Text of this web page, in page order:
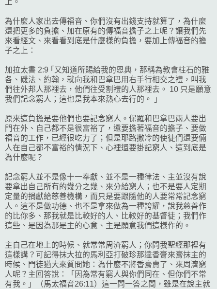
上。
為什麼人家出去傳福音、你們沒有出錢支持就算了，為什麼
還把更多的負擔、加在原有的傳福音擔子之上呢？讓我們先
來看經文、來看看到底是什麼樣的負擔，要加上傳福音的擔
子之上：
加拉太書 2:9 ｢又知道所賜給我的恩典，那稱為教會柱石的雅
各、磯法、約翰，就向我和巴拿巴用右手行相交之禮，叫我
們往外邦人那裡去，他們往受割禮的人那裡去。 10 只是願意
我們記念窮人；這也是我本來熱心去行的。 ｣
原來這負擔是要他們也要記念窮人。保羅和巴拿巴兩人要出
門在外、自己都不是很富裕了，還要擔著福音的擔子、要做
福音的工作，已經很吃力了；但是耶路撒冷的使徒們還要倆
人在自己都不富裕的情況下、心裡還要掛記窮人、這到底是
為什麼呢？
記念窮人並不是像十一奉獻、並不是一種律法、主並沒有說
要拿出自己所有的幾分之幾、來分給窮人；也不是要人定期
定量的捐獻給慈善機構，而只是要跟隨他的人要常常記念窮
人。這不是做功德、也不是拿來做為一種誇耀，說我慈善作
的比你多、那我就是比較好的人、比較好的基督徒；我們作
這些、是因為那是主的心意、主是願意我們這樣作的。
主自己在地上的時候、就常常周濟窮人；你問我聖經那裡有
這樣講？可記得抹大拉的馬利亞打破珍那達香膏來膏抹主的
時候、門徒猶大來質問她：為什麼不將香膏賣了、來周濟窮
人呢？主回答說：「因為常有窮人與你們同在、但你們不常
有我。」（馬太福音26:11）這一問一答之間，雖是在說主就